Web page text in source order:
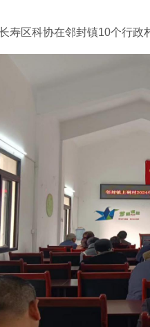
寿区科协在邻封镇10个行